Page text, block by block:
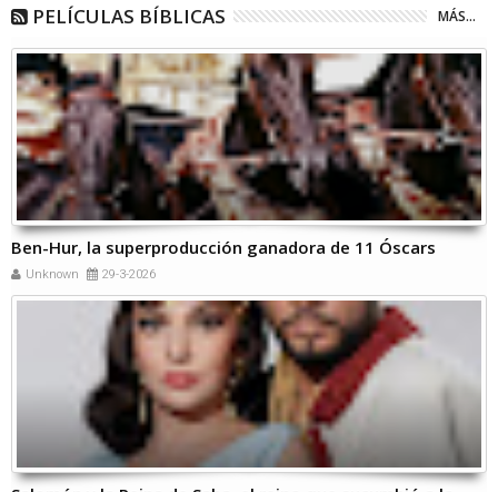
PELÍCULAS BÍBLICAS MÁS...
Ben-Hur, la superproducción ganadora de 11 Óscars
Unknown 29-3-2026